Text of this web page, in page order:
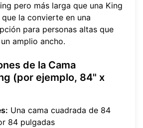
pero más larga que una King
la convierte en una
para personas altas que
amplio ancho.
de la Cama
(por ejemplo, 84" x
Una cama cuadrada de 84
84 pulgadas